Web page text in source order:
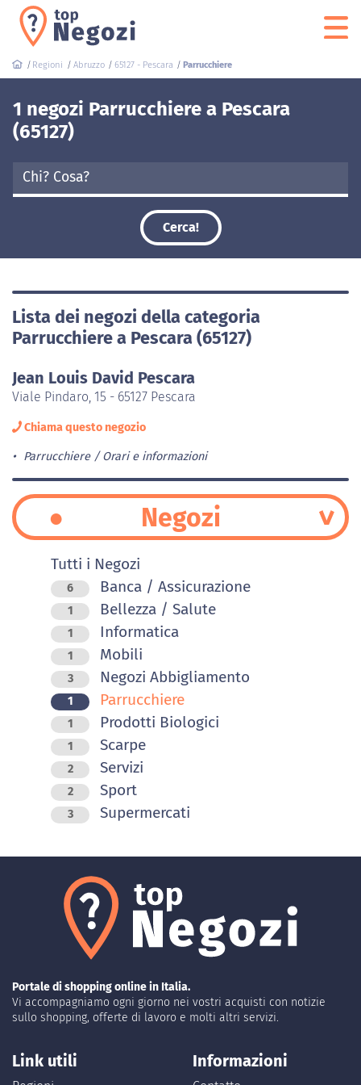
Regioni Abruzzo 65127 - Pescara Parrucchiere
1 negozi Parrucchiere a Pescara
(65127)
Cerca!
Lista dei negozi della categoria
Parrucchiere a Pescara (65127)
Jean Louis David Pescara
Viale Pindaro, 15 - 65127 Pescara
Chiama questo negozio
Parrucchiere Orari e informazioni
Negozi
Tutti i Negozi
6 Banca / Assicurazione
1 Bellezza / Salute
1 Informatica
1 Mobili
3 Negozi Abbigliamento
1 Parrucchiere
1 Prodotti Biologici
1 Scarpe
2 Servizi
2 Sport
3 Supermercati
Portale di shopping online in Italia.
Vi accompagniamo ogni giorno nei vostri acquisti con notizie
sullo shopping, offerte di lavoro e molti altri servizi.
Link utili Informazioni